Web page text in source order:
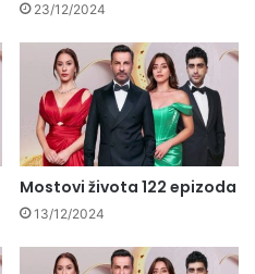
23/12/2024
Mostovi života 122 epizoda
13/12/2024